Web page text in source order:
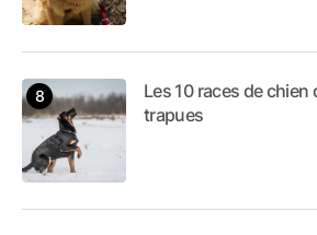
Les 10 races de
trapues